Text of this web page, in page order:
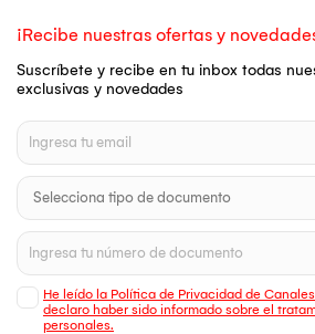
¡Recibe nuestras ofertas y
Suscríbete y recibe en tu inbox todas
exclusivas y novedades
He leído la Política de Privacidad de
declaro haber sido informado sobre el
personales.